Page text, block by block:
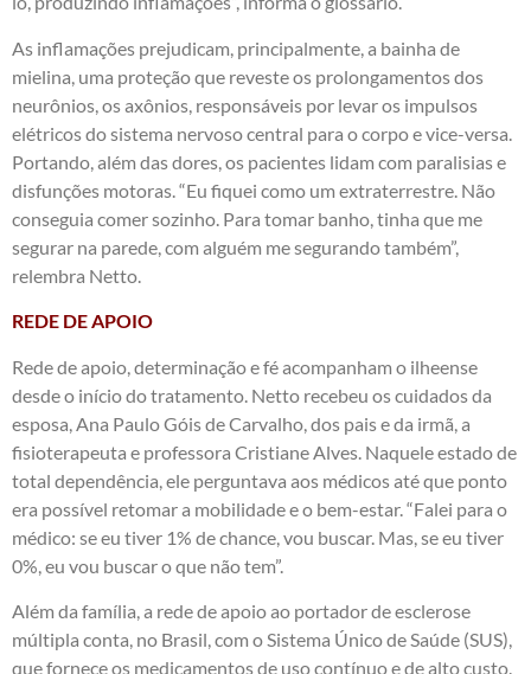
As inflamações prejudicam, principalmente, a bainha de
mielina, uma proteção que reveste os prolongamentos dos
neurônios, os axônios, responsáveis por levar os impulsos
elétricos do sistema nervoso central para o corpo e vice-versa.
Portando, além das dores, os pacientes lidam com paralisias e
disfunções motoras. “Eu fiquei como um extraterrestre. Não
conseguia comer sozinho. Para tomar banho, tinha que me
segurar na parede, com alguém me segurando também”,
relembra Netto.
REDE DE APOIO
Rede de apoio, determinação e fé acompanham o ilheense
desde o início do tratamento. Netto recebeu os cuidados da
esposa, Ana Paulo Góis de Carvalho, dos pais e da irmã, a
fisioterapeuta e professora Cristiane Alves. Naquele estado de
total dependência, ele perguntava aos médicos até que ponto
era possível retomar a mobilidade e o bem-estar. “Falei para o
médico: se eu tiver 1% de chance, vou buscar. Mas, se eu tiver
0%, eu vou buscar o que não tem”.
Além da família, a rede de apoio ao portador de esclerose
múltipla conta, no Brasil, com o Sistema Único de Saúde (SUS),
que fornece os medicamentos de uso contínuo e de alto custo.